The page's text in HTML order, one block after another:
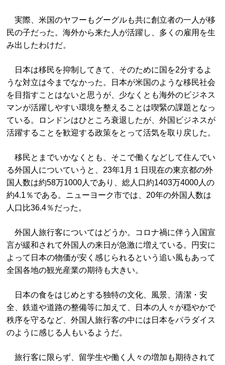
実際、米国のヤフーもグーグルも共に創立者の一人が移
民の子だった。海外から来た人が活躍し、多くの雇用を生
み出したわけだ。
日本は移民を抑制してきて、そのために国を2分するよ
うな対立は今までなかった。日本が米国のような移民社会
を目指すことはないと思うが、少なくとも海外のビジネス
マンが活躍しやすい環境を整えることは喫緊の課題となっ
ている。ロンドンはひところ衰退したが、外国ビジネスが
活躍することを歓迎する政策をとって活気を取り戻した。
移民とまでいかなくとも、そこで働くなどして住んでい
る外国人についていうと、23年1月１日現在の東京都の外
国人数は約58万1000人であり、総人口約1403万4000人の
約4.1％である。ニューヨーク市では、20年の外国人数は
人口比36.4％だった。
外国人旅行客についてはどうか。コロナ禍に伴う入国宣
言が緩和されて外国人の来日が急激に増えている。円安に
よって日本の物価が安く感じられるという追い風もあって
全国各地の観光産業の期待も大きい。
日本の食をはじめとする独特の文化、風景、清潔・安
全、鉄道や道路の整備等に加えて、日本の人々が穏やかで
秩序を守るなど、外国人旅行客の中には日本をパラダイス
のように感じる人もいるようだ。
旅行客に限らず、留学生や働く人々の増加も期待されて